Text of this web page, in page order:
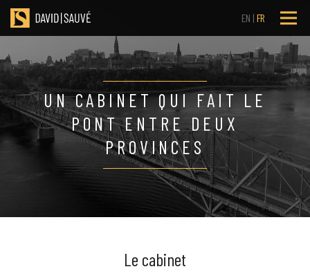
EN FR
UN CABINET QUI FAIT LE
PONT ENTRE DEUX
PROVINCES
Le cabinet